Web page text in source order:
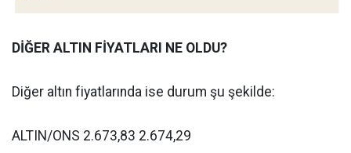
DİĞER ALTIN FİYATLARI NE OLDU?
Diğer altın fiyatlarında ise durum şu şekilde:
ALTIN/ONS 2.673,83 2.674,29